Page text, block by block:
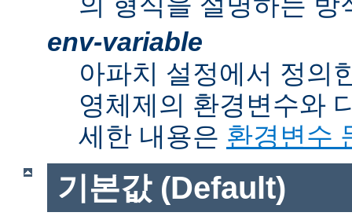
env-variable
아파치 설정에서 정의
영체제의 환경변수와
세한 내용은 환경변수
기본값 (Default)